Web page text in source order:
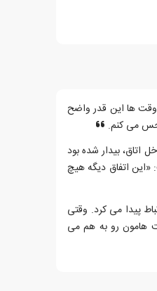
ها این قدر واضح
حس می کنم.
اتاق، بیدار شده بود
اتفاق دیگه هیچ
پیدا می کرد. وقتی
هامون رو به هم می